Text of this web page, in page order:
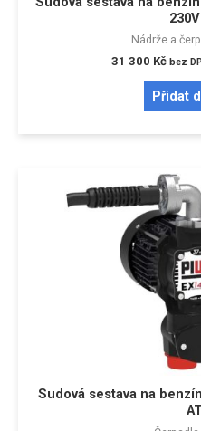
Nádrže a
31 300 Kč bez
Přidat
Sudová sestava na